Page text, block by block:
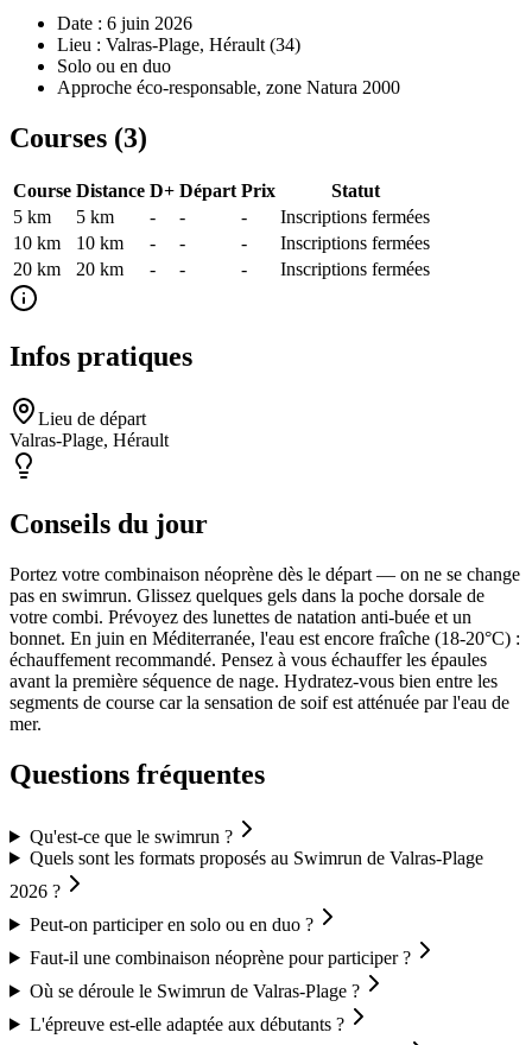
Date : 6 juin 2026
Lieu : Valras-Plage, Hérault (34)
Solo ou en duo
Approche éco-responsable, zone Natura 2000
Courses (3)
Course Distance D+ Départ Prix
Statut
5 km
5 km - - -
Inscriptions fermées
10 km
10 km - - -
Inscriptions fermées
20 km
20 km - - - Inscriptions fermées
Infos pratiques
Lieu de départ
Valras-Plage, Hérault
Conseils du jour
Portez votre combinaison néoprène dès le départ — on ne se change
pas en swimrun. Glissez quelques gels dans la poche dorsale de
votre combi. Prévoyez des lunettes de natation anti-buée et un
bonnet. En juin en Méditerranée, l'eau est encore fraîche (18-20°C) :
échauffement recommandé. Pensez à vous échauffer les épaules
avant la première séquence de nage. Hydratez-vous bien entre les
segments de course car la sensation de soif est atténuée par l'eau de
mer.
Questions fréquentes
Qu'est-ce que le swimrun ?
Quels sont les formats proposés au Swimrun de Valras-Plage
2026 ?
Peut-on participer en solo ou en duo ?
Faut-il une combinaison néoprène pour participer ?
Où se déroule le Swimrun de Valras-Plage ?
L'épreuve est-elle adaptée aux débutants ?